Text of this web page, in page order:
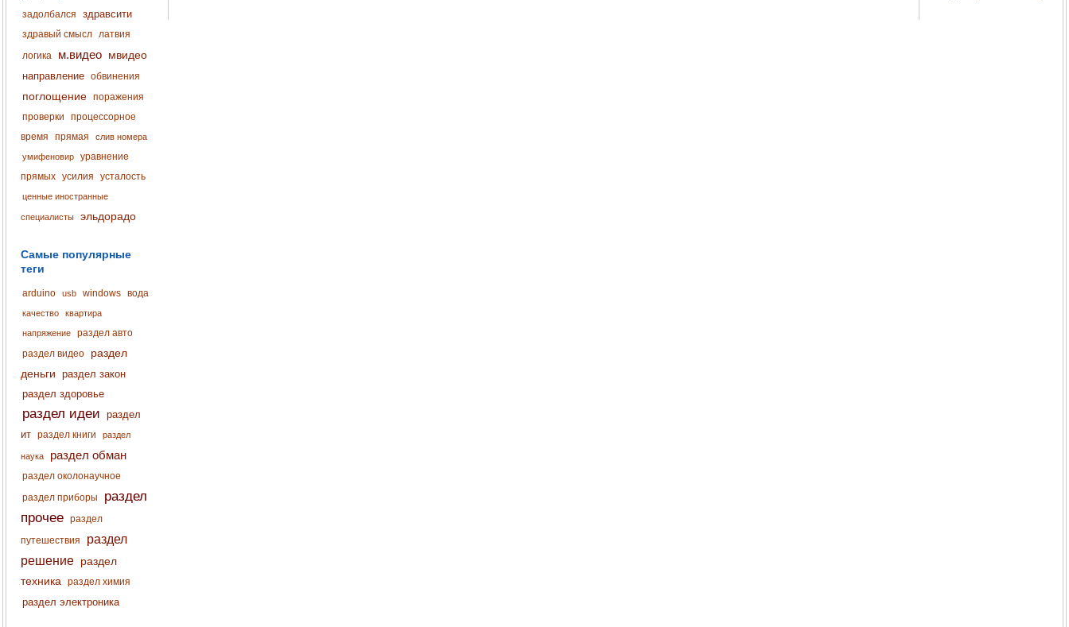
задолбался здравсити
здравый смысл латвия
логика
м.видео мвидео
направление обвинения
поглощение поражения
проверки
процессорное
время
прямая слив номера
умифеновир
уравнение
прямых усилия усталость
ценные иностранные
специалисты эльдорадо
Самые популярные
теги
arduino usb windows вода
качество квартира
напряжение
раздел авто
раздел видео
раздел
деньги раздел закон
раздел здоровье
раздел идеи раздел
ит раздел книги раздел
наука раздел обман
раздел околонаучное
раздел приборы
раздел
прочее раздел
путешествия
раздел
решение раздел
техника
раздел химия
раздел электроника